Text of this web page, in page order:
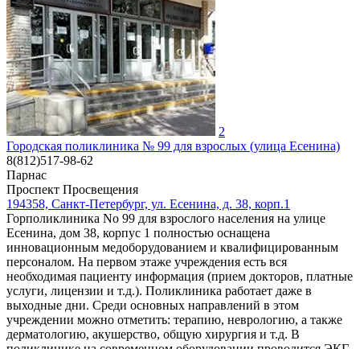
2
Городская поликлиника № 99 для взрослых (улица Есенина)
8(812)517-98-62
Парнас
Проспект Просвещения
194358, Санкт-Петербург, ул. Есенина, д. 38, корп.1
Горполиклиника No 99 для взрослого населения на улице
Есенина, дом 38, корпус 1 полностью оснащена
инновационным медоборудованием и квалифицированным
персоналом. На первом этаже учреждения есть вся
необходимая пациенту информация (прием докторов, платные
услуги, лицензии и т.д.). Поликлиника работает даже в
выходные дни. Среди основных направлений в этом
учреждении можно отметить: терапию, неврологию, а также
дерматологию, акушерство, общую хирургия и т.д. В